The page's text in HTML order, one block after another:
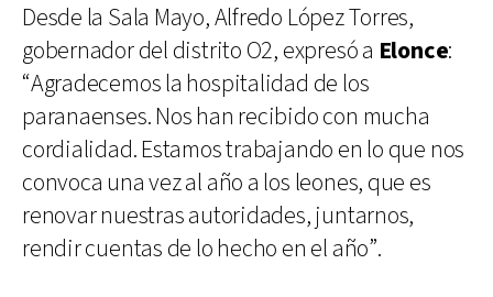
Desde la Sala Mayo, Alfredo López Torres,
gobernador del distrito O2, expresó a Elonce:
“Agradecemos la hospitalidad de los
paranaenses. Nos han recibido con mucha
cordialidad. Estamos trabajando en lo que nos
convoca una vez al año a los leones, que es
renovar nuestras autoridades, juntarnos,
rendir cuentas de lo hecho en el año”.